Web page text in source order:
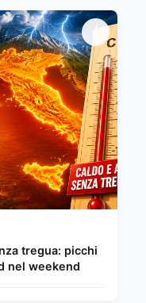
tregua: picchi
nel weekend